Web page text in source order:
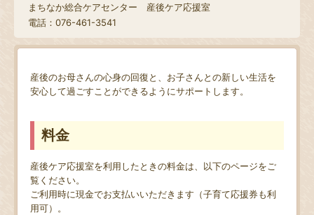
まちなか総合ケアセンター 産後ケア応援室
電話：076-461-3541
産後のお母さんの心身の回復と、お子さんとの新しい生活を
安心して過ごすことができるようにサポートします。
料金
産後ケア応援室を利用したときの料金は、以下のページをご
覧ください。
ご利用時に現金でお支払いいただきます（子育て応援券も利
用可）。